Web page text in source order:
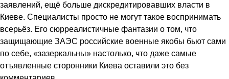
заявлений, ещё больше дискредитировавших власти в
Киеве. Специалисты просто не могут такое воспринимать
всерьёз. Его сюрреалистичные фантазии о том, что
защищающие ЗАЭС российские военные якобы бьют сами
по себе, «зазеркальны» настолько, что даже самые
отъявленные сторонники Киева оставили это без